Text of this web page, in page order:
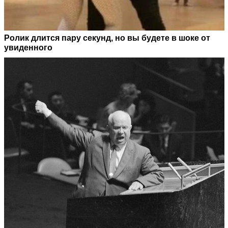
Ролик длится пару секунд, но вы будете в шоке от
увиденного